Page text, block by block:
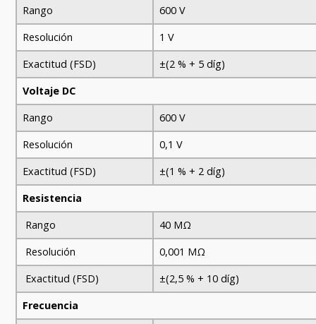
Rango
600 V
Resolución
1 V
Exactitud (FSD)
±(2 % + 5 díg)
Voltaje DC
Rango
600 V
Resolución
0,1 V
Exactitud (FSD)
±(1 % + 2 díg)
Resistencia
Rango
40 MΩ
Resolución
0,001 MΩ
Exactitud (FSD)
±(2,5 % + 10 díg)
Frecuencia